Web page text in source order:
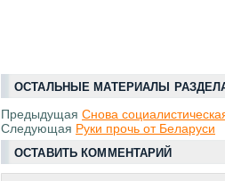
ОСТАЛЬНЫЕ МАТЕРИАЛЫ
Предыдущая Снова
Следующая Руки прочь от Беларуси
ОСТАВИТЬ КОММЕНТАРИЙ